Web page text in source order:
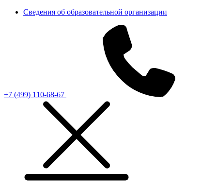
Сведения об образовательной организации
+7 (499) 110-68-67